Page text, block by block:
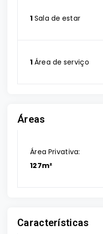
1 Sala de estar
1 Área de serviço
Áreas
Área Privativa:
127m²
Características